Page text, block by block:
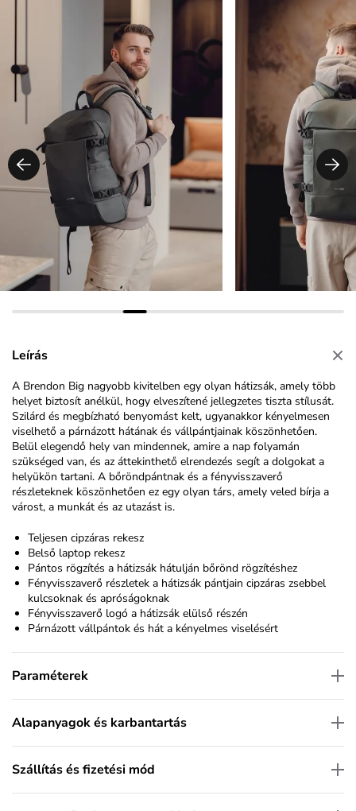
Leírás
A Brendon Big nagyobb kivitelben egy olyan hátizsák, amely több
helyet biztosít anélkül, hogy elveszítené jellegzetes tiszta stílusát.
Szilárd és megbízható benyomást kelt, ugyanakkor kényelmesen
viselhető a párnázott hátának és vállpántjainak köszönhetően.
Belül elegendő hely van mindennek, amire a nap folyamán
szükséged van, és az áttekinthető elrendezés segít a dolgokat a
helyükön tartani. A bőröndpántnak és a fényvisszaverő
részleteknek köszönhetően ez egy olyan társ, amely veled bírja a
várost, a munkát és az utazást is.
Teljesen cipzáras rekesz
Belső laptop rekesz
Pántos rögzítés a hátizsák hátulján bőrönd rögzítéshez
Fényvisszaverő részletek a hátizsák pántjain cipzáras zsebbel
kulcsoknak és apróságoknak
Fényvisszaverő logó a hátizsák elülső részén
Párnázott vállpántok és hát a kényelmes viselésért
Paraméterek
Alapanyagok és karbantartás
Szállítás és fizetési mód